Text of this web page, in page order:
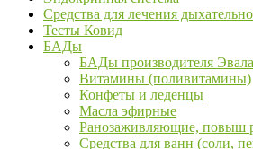
Средства для лечения
Тесты Ковид
БАДы
БАДы производителя
Витамины (поливитамины)
Конфеты и леденцы
Масла эфирные
Ранозаживляющие, повыш
Средства для ванн (соли,